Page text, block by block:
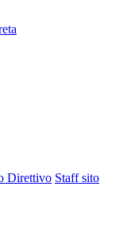
Direttivo Staff sito